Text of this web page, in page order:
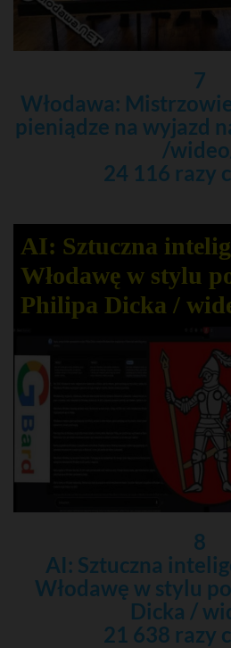
7
Włodawa:
pieniądze na wyjazd
/
24 116 razy
AI: Sztuczna
Włodawę w stylu
Philipa Dicka /
8
AI: Sztuczna
Włodawę w stylu
Dicka /
21 638 razy